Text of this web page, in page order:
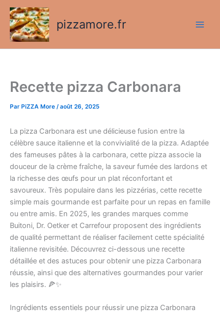
Aller
contenu
pizzamore.fr
Recette pizza Carbonara
Par PiZZA More /août 26, 2025
La pizza Carbonara est une délicieuse fusion entre la
célèbre sauce italienne et la convivialité de la pizza. Adaptée
des fameuses pâtes à la carbonara, cette pizza associe la
douceur de la crème fraîche, la saveur fumée des lardons et
la richesse des œufs pour un plat réconfortant et
savoureux. Très populaire dans les pizzérias, cette recette
simple mais gourmande est parfaite pour un repas en famille
ou entre amis. En 2025, les grandes marques comme
Buitoni, Dr. Oetker et Carrefour proposent des ingrédients
de qualité permettant de réaliser facilement cette spécialité
italienne revisitée. Découvrez ci-dessous une recette
détaillée et des astuces pour obtenir une pizza Carbonara
réussie, ainsi que des alternatives gourmandes pour varier
les plaisirs. 🍕✨
Ingrédients essentiels pour réussir une pizza Carbonara